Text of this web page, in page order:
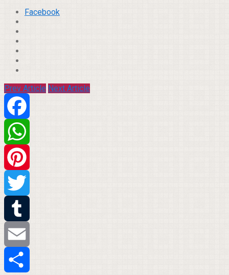
Facebook
Prev Article Next Article
Facebook
WhatsApp
Pinterest
Twitter
Tumblr
Email